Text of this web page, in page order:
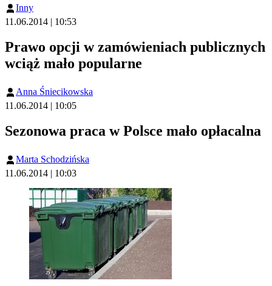
Inny
11.06.2014 | 10:53
Prawo opcji w zamówieniach publicznych
wciąż mało popularne
Anna Śniecikowska
11.06.2014 | 10:05
Sezonowa praca w Polsce mało opłacalna
Marta Schodzińska
11.06.2014 | 10:03